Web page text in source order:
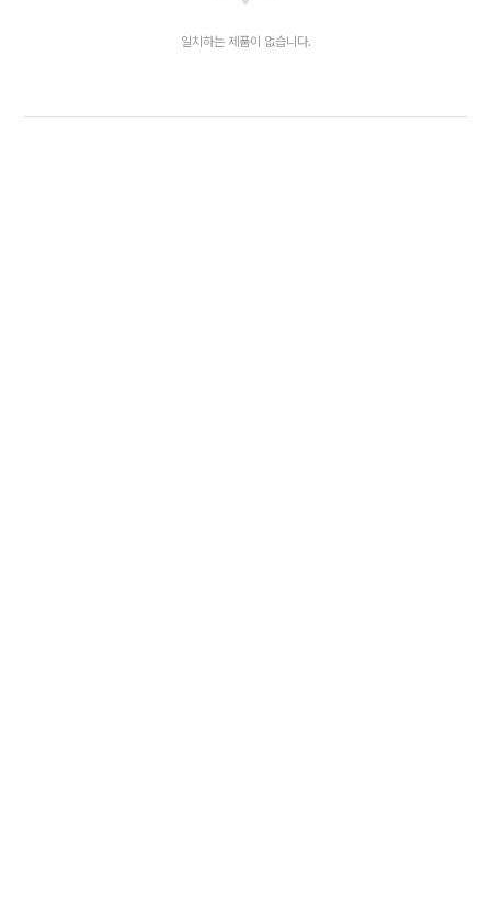
일치하는 제품이 없습니다.